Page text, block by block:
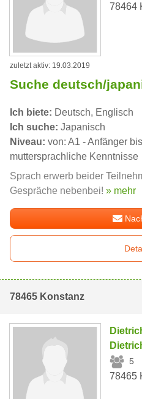
78464
zuletzt aktiv: 19.03.2019
Suche deutsch/
Ich biete: Deutsch, Englisch
Ich suche: Japanisch
Niveau: von: A1 - Anfänger
muttersprachliche Kenntnisse
Sprach erwerb beider
Gespräche nebenbei! » mehr
78465 Konstanz
5
78465